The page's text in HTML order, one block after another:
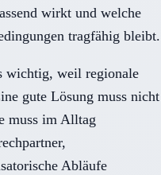
wirkt und welche
tragfähig bleibt.
wichtig, weil regionale
gute Lösung muss nicht
muss im Alltag
Abläufe